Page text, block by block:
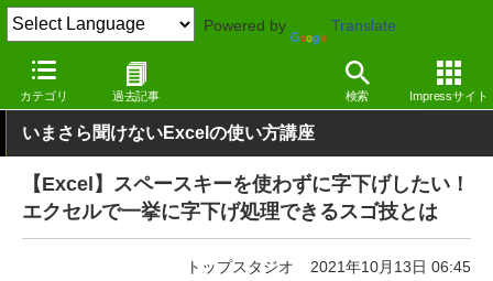
Powered by Translate
カテゴリ 過去記事 検索 Impressサイト
窓の杜 オフィス・ドキュメント Windows
いまさら聞けないExcelの使い方講座
【Excel】スペースキーを使わずに字下げしたい！
エクセルで一挙に字下げ処理できるスゴ技とは
トップスタジオ 2021年10月13日 06:45